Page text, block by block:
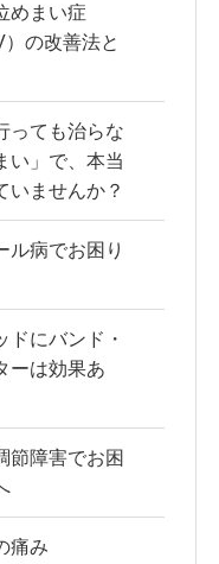
めまい症
）の改善法と
っても治らな
い」で、本当
いませんか？
ル病でお困り
ドにバンド・
ーは効果あ
節障害でお困
痛み